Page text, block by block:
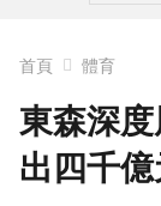
首頁 體育
東森深
出四千億